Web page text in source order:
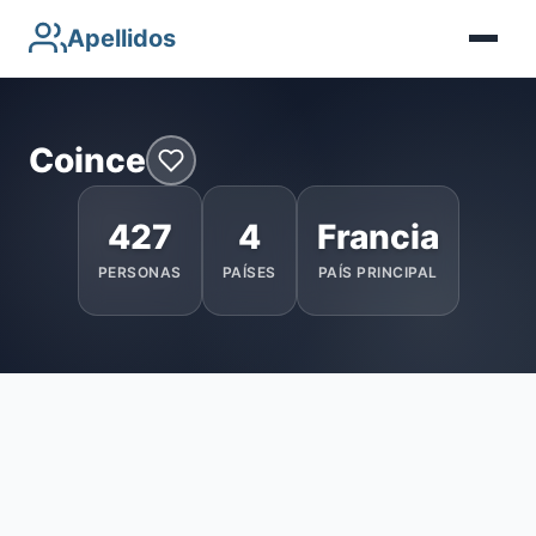
Apellidos
Coince
427
PERSONAS
4
PAÍSES
Francia
PAÍS PRINCIPAL